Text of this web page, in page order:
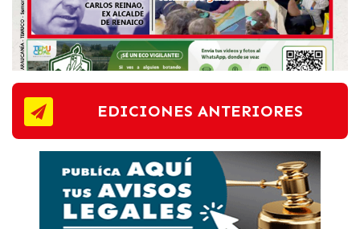
EDICIONES ANTERIORES